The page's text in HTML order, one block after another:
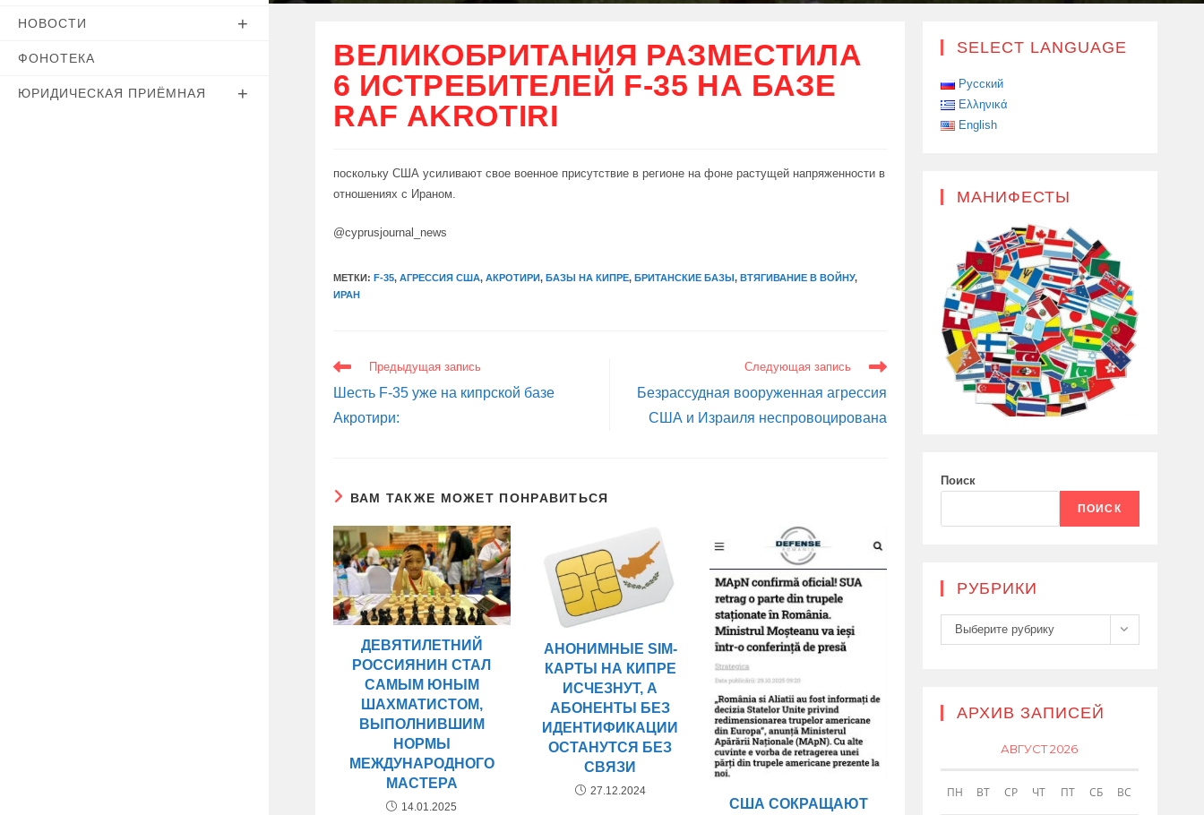
НОВОСТИ
ФОНОТЕКА
ЮРИДИЧЕСКАЯ ПРИЁМНАЯ
ВЕЛИКОБРИТАНИЯ РАЗМЕСТИЛА
6 ИСТРЕБИТЕЛЕЙ F-35 НА БАЗЕ
RAF AKROTIRI
поскольку США усиливают свое военное присутствие в регионе на фоне растущей напряженности в
отношениях с Ираном.
@cyprusjournal_news
МЕТКИ:F-35, АГРЕССИЯ США, АКРОТИРИ, БАЗЫ НА КИПРЕ, БРИТАНСКИЕ БАЗЫ, ВТЯГИВАНИЕ В ВОЙНУ,
ИРАН
ЕЩЕ
СТАТЬИ
Предыдущая запись
Шесть F-35 уже на кипрской базе
Акротири:
Следующая запись
Безрассудная вооруженная агрессия
США и Израиля неспровоцирована
ВАМ ТАКЖЕ МОЖЕТ ПОНРАВИТЬСЯ
ДЕВЯТИЛЕТНИЙ
РОССИЯНИН СТАЛ
САМЫМ ЮНЫМ
ШАХМАТИСТОМ,
ВЫПОЛНИВШИМ
НОРМЫ
МЕЖДУНАРОДНОГО
МАСТЕРА
14.01.2025
АНОНИМНЫЕ SIM-
КАРТЫ НА КИПРЕ
ИСЧЕЗНУТ, А
АБОНЕНТЫ БЕЗ
ИДЕНТИФИКАЦИИ
ОСТАНУТСЯ БЕЗ
СВЯЗИ
27.12.2024
США СОКРАЩАЮТ
SELECT LANGUAGE
Русский
Ελληνικά
English
МАНИФЕСТЫ
Поиск
ПОИСК
РУБРИКИ
Рубрики
Выберите рубрику
АРХИВ ЗАПИСЕЙ
АВГУСТ 2026
ПН ВТ СР ЧТ ПТ СБ ВС